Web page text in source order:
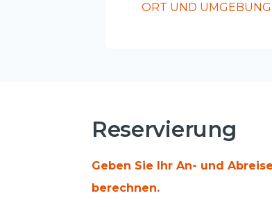
ORT UND UMGEBUNG
Reservierung
Geben Sie Ihr An- und
berechnen.